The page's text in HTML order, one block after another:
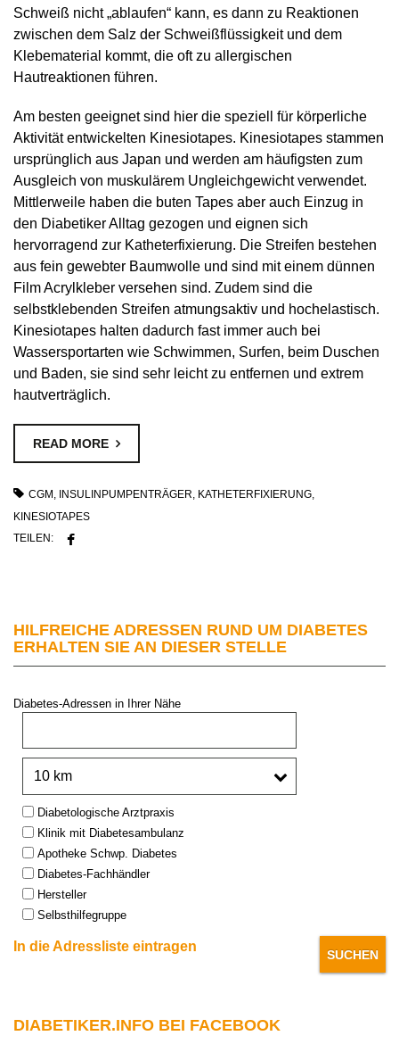
Schweiß nicht „ablaufen“ kann, es dann zu Reaktionen
zwischen dem Salz der Schweißflüssigkeit und dem
Klebematerial kommt, die oft zu allergischen
Hautreaktionen führen.
Am besten geeignet sind hier die speziell für körperliche
Aktivität entwickelten Kinesiotapes. Kinesiotapes stammen
ursprünglich aus Japan und werden am häufigsten zum
Ausgleich von muskulärem Ungleichgewicht verwendet.
Mittlerweile haben die buten Tapes aber auch Einzug in
den Diabetiker Alltag gezogen und eignen sich
hervorragend zur Katheterfixierung. Die Streifen bestehen
aus fein gewebter Baumwolle und sind mit einem dünnen
Film Acrylkleber versehen sind. Zudem sind die
selbstklebenden Streifen atmungsaktiv und hochelastisch.
Kinesiotapes halten dadurch fast immer auch bei
Wassersportarten wie Schwimmen, Surfen, beim Duschen
und Baden, sie sind sehr leicht zu entfernen und extrem
hautverträglich.
READ MORE
CGM , INSULINPUMPENTRÄGER, KATHETERFIXIERUNG,
KINESIOTAPES
TEILEN:
HILFREICHE ADRESSEN RUND UM DIABETES
ERHALTEN SIE AN DIESER STELLE
Diabetes-Adressen in Ihrer Nähe
Type:Diabetologische Arztpraxis
Klinik mit Diabetesambulanz
Apotheke Schwp. Diabetes
Diabetes-Fachhändler
Hersteller
Selbsthilfegruppe
In die Adressliste eintragen
DIABETIKER.INFO BEI FACEBOOK